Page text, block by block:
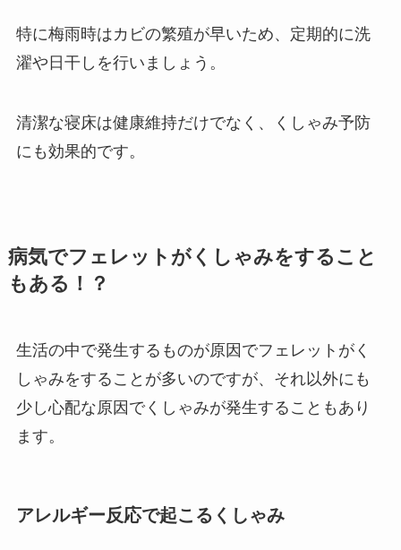
特に梅雨時はカビの繁殖が早いため、定期的に洗
濯や日干しを行いましょう。
清潔な寝床は健康維持だけでなく、くしゃみ予防
にも効果的です。
病気でフェレットがくしゃみをすること
もある！？
生活の中で発生するものが原因でフェレットがく
しゃみをすることが多いのですが、それ以外にも
少し心配な原因でくしゃみが発生することもあり
ます。
アレルギー反応で起こるくしゃみ